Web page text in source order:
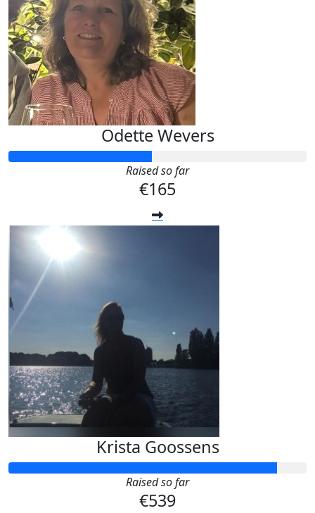
Odette Wevers
Raised so far
€165
Krista Goossens
Raised so far
€539